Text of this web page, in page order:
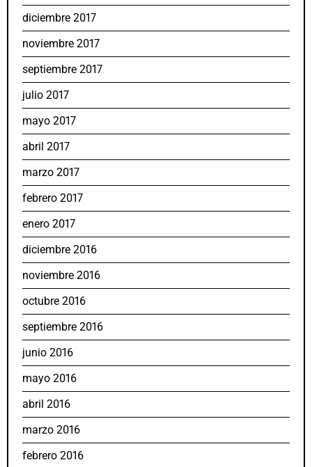
diciembre 2017
noviembre 2017
septiembre 2017
julio 2017
mayo 2017
abril 2017
marzo 2017
febrero 2017
enero 2017
diciembre 2016
noviembre 2016
octubre 2016
septiembre 2016
junio 2016
mayo 2016
abril 2016
marzo 2016
febrero 2016